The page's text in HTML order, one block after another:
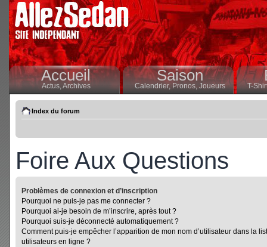
Accueil
Actus,Archives
Saison
Calendrier,Pronos, Joueurs T-
Index du forum
Foire Aux Questions
Problèmes de connexion et d’inscription
Pourquoi ne puis-je pas me connecter ?
Pourquoi ai-je besoin de m’inscrire, après tout ?
Pourquoi suis-je déconnecté automatiquement ?
Comment puis-je empêcher l’apparition de mon nom d’utilisateur dans la
utilisateurs en ligne ?